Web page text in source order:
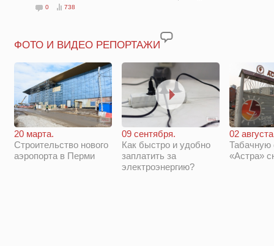
0 738
ФОТО И ВИДЕО РЕПОРТАЖИ
20 марта.
Строительство нового
аэропорта в Перми
09 сентября.
Как быстро и удобно
заплатить за
электроэнергию?
02
Табачную
«Астра»